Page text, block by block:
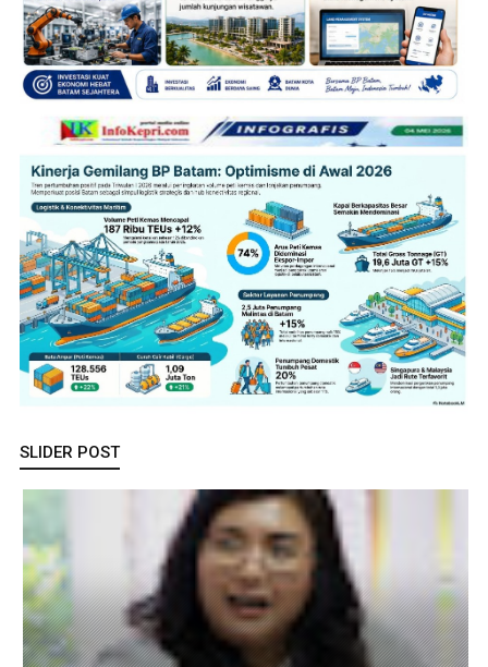
SLIDER POST